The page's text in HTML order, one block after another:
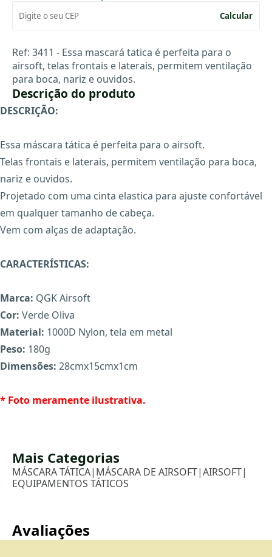
Calcular
Ref: 3411 - Essa mascará tatica é perfeita para o
airsoft, telas frontais e laterais, permitem ventilação
para boca, nariz e ouvidos.
Descrição do produto
DESCRIÇÃO:
Essa máscara tática é perfeita para o airsoft.
Telas frontais e laterais, permitem ventilação para boca,
nariz e ouvidos.
Projetado com uma cinta elastica para ajuste confortável
em qualquer tamanho de cabeça.
Vem com alças de adaptação.
CARACTERÍSTICAS:
Marca: QGK Airsoft
Cor: Verde Oliva
Material: 1000D Nylon, tela em metal
Peso: 180g
Dimensões: 28cmx15cmx1cm
* Foto meramente ilustrativa.
Mais Categorias
MÁSCARA TÁTICA| MÁSCARA DE AIRSOFT|AIRSOFT|
EQUIPAMENTOS TÁTICOS
Avaliações